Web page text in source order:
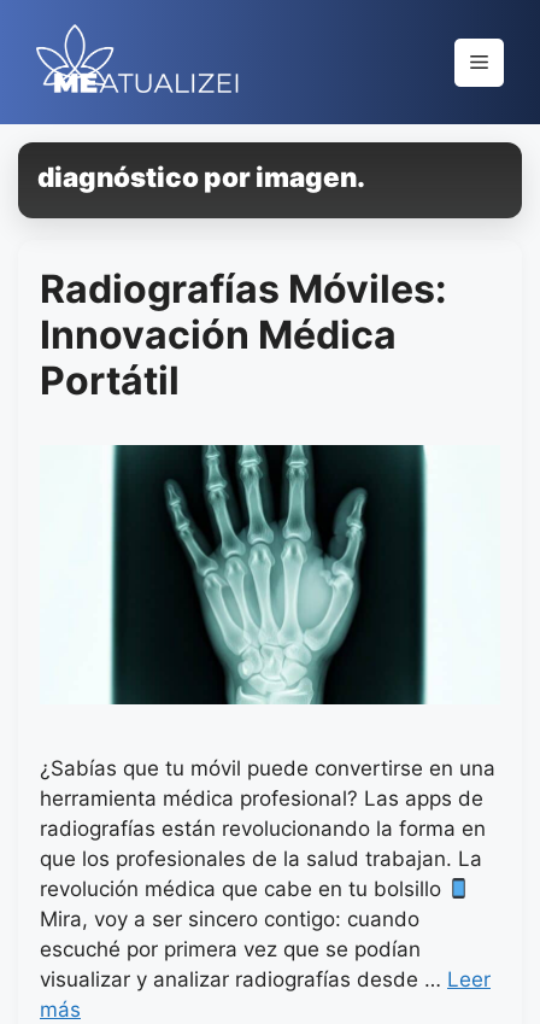
contenido
Menú
diagnóstico por imagen.
Radiografías Móviles:
Innovación Médica
Portátil
¿Sabías que tu móvil puede convertirse en una
herramienta médica profesional? Las apps de
radiografías están revolucionando la forma en
que los profesionales de la salud trabajan. La
revolución médica que cabe en tu bolsillo
Mira, voy a ser sincero contigo: cuando
escuché por primera vez que se podían
visualizar y analizar radiografías desde … Leer
más